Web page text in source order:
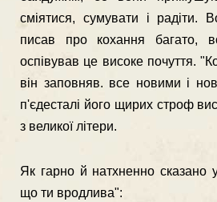
сміятися, сумувати і радіти.
писав про кохання багато,
оспівував це високе почуття.
він запов­няв. все новими і
п'єдесталі його щирих строф
з великої літери.
Як гарно й натхненно сказано
що ти вродлива":